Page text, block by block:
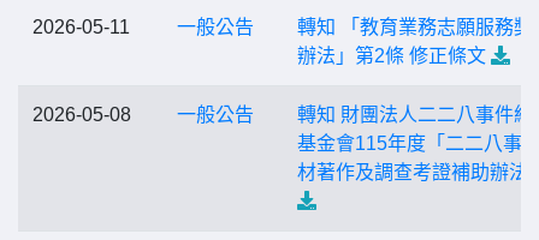
2026-05-11 一般公告
轉知 「教育業務志願服務獎
辦法」第2條 修正條文
2026-05-08 一般公告
轉知 財團法人二二八事件紀
基金會115年度「二二八事
材著作及調查考證補助辦法